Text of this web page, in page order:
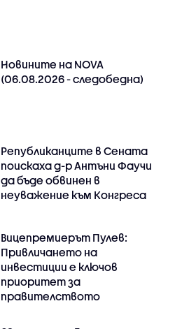
Новините на NOVA
(06.08.2026 - следобедна)
Републиканците в Сената
поискаха д-р Антъни Фаучи
да бъде обвинен в
неуважение към Конгреса
Вицепремиерът Пулев:
Привличането на
инвестиции е ключов
приоритет за
правителството